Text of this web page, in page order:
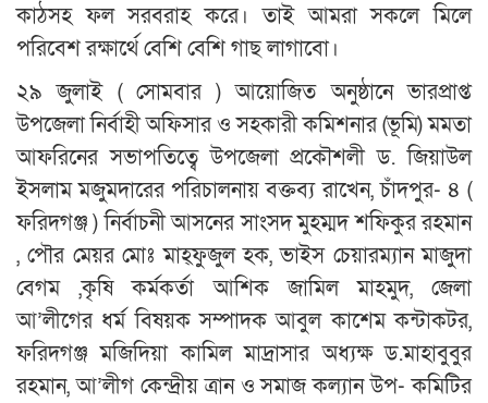
কাঠসহ ফল সরবরাহ করে। তাই আমরা সকলে মিলে
পরিবেশ রক্ষার্থে বেশি বেশি গাছ লাগাবো।
২৯ জুলাই ( সোমবার ) আয়োজিত অনুষ্ঠানে ভারপ্রাপ্ত
উপজেলা নির্বাহী অফিসার ও সহকারী কমিশনার (ভূমি) মমতা
আফরিনের সভাপতিত্বে উপজেলা প্রকৌশলী ড. জিয়াউল
ইসলাম মজুমদারের পরিচালনায় বক্তব্য রাখেন, চাঁদপুর- ৪ (
ফরিদগঞ্জ ) নির্বাচনী আসনের সাংসদ মুহম্মদ শফিকুর রহমান
, পৌর মেয়র মোঃ মাহ্ফুজুল হক, ভাইস চেয়ারম্যান মাজুদা
বেগম ,কৃষি কর্মকর্তা আশিক জামিল মাহমুদ, জেলা
আ’লীগের ধর্ম বিষয়ক সম্পাদক আবুল কাশেম কন্টাকটর,
ফরিদগঞ্জ মজিদিয়া কামিল মাদ্রাসার অধ্যক্ষ ড.মাহাবুবুর
রহমান, আ’লীগ কেন্দ্রীয় ত্রান ও সমাজ কল্যান উপ- কমিটির